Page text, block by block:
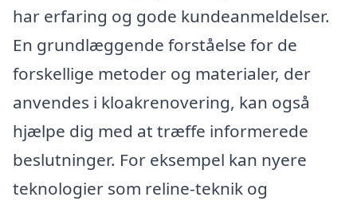
har erfaring og gode kundeanmeldelser.
En grundlæggende forståelse for de
forskellige metoder og materialer, der
anvendes i kloakrenovering, kan også
hjælpe dig med at træffe informerede
beslutninger. For eksempel kan nyere
teknologier som reline-teknik og